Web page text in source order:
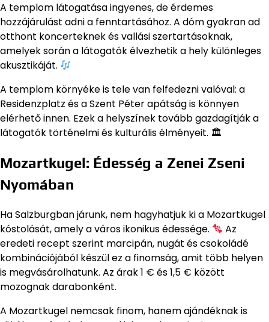
A templom látogatása ingyenes, de érdemes
hozzájárulást adni a fenntartásához. A dóm gyakran ad
otthont koncerteknek és vallási szertartásoknak,
amelyek során a látogatók élvezhetik a hely különleges
akusztikáját.
A templom környéke is tele van felfedezni valóval: a
Residenzplatz és a Szent Péter apátság is könnyen
elérhető innen. Ezek a helyszínek tovább gazdagítják a
látogatók történelmi és kulturális élményeit. 🏛
Mozartkugel: Édesség a Zenei Zseni
Nyomában
Ha Salzburgban járunk, nem hagyhatjuk ki a Mozartkugel
kóstolását, amely a város ikonikus édessége.
Az
eredeti recept szerint marcipán, nugát és csokoládé
kombinációjából készül ez a finomság, amit több helyen
is megvásárolhatunk. Az árak 1 € és 1,5 € között
mozognak darabonként.
A Mozartkugel nemcsak finom, hanem ajándéknak is